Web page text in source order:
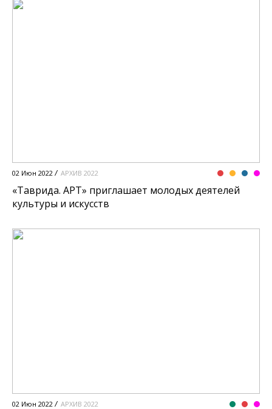
02 Июн 2022 АРХИВ 2022
«Таврида. АРТ» приглашает молодых деятелей
культуры и искусств
02 Июн 2022 АРХИВ 2022